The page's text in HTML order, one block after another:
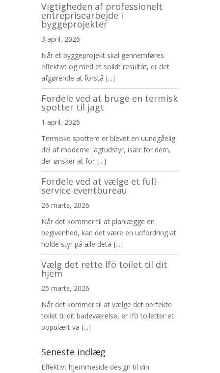
Vigtigheden af professionelt
entreprisearbejde i
byggeprojekter
3 april, 2026
Når et byggeprojekt skal gennemføres
effektivt og med et solidt resultat, er det
afgørende at forstå [...]
Fordele ved at bruge en termisk
spotter til jagt
1 april, 2026
Termiske spottere er blevet en uundgåelig
del af moderne jagtudstyr, især for dem,
der ønsker at for [...]
Fordele ved at vælge et full-
service eventbureau
26 marts, 2026
Når det kommer til at planlægge en
begivenhed, kan det være en udfordring at
holde styr på alle deta [...]
Vælg det rette Ifö toilet til dit
hjem
25 marts, 2026
Når det kommer til at vælge det perfekte
toilet til dit badeværelse, er Ifö toiletter et
populært va [...]
Seneste indlæg
Effektivt hjemmeside design til din